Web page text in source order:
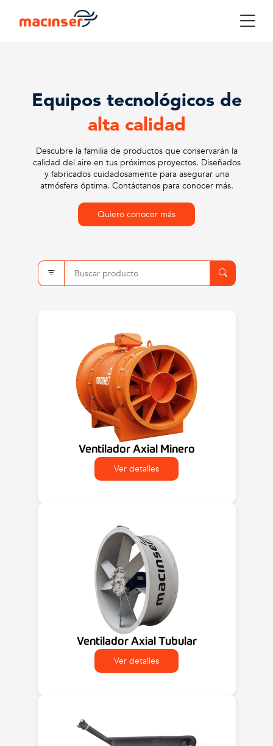
Equipos tecnológicos de
alta calidad
Descubre la familia de productos que conservarán la
calidad del aire en tus próximos proyectos. Diseñados
y fabricados cuidadosamente para asegurar una
atmósfera óptima. Contáctanos para conocer más.
Quiero conocer más
Ventilador Axial Minero
Ver detalles
Ventilador Axial Tubular
Ver detalles